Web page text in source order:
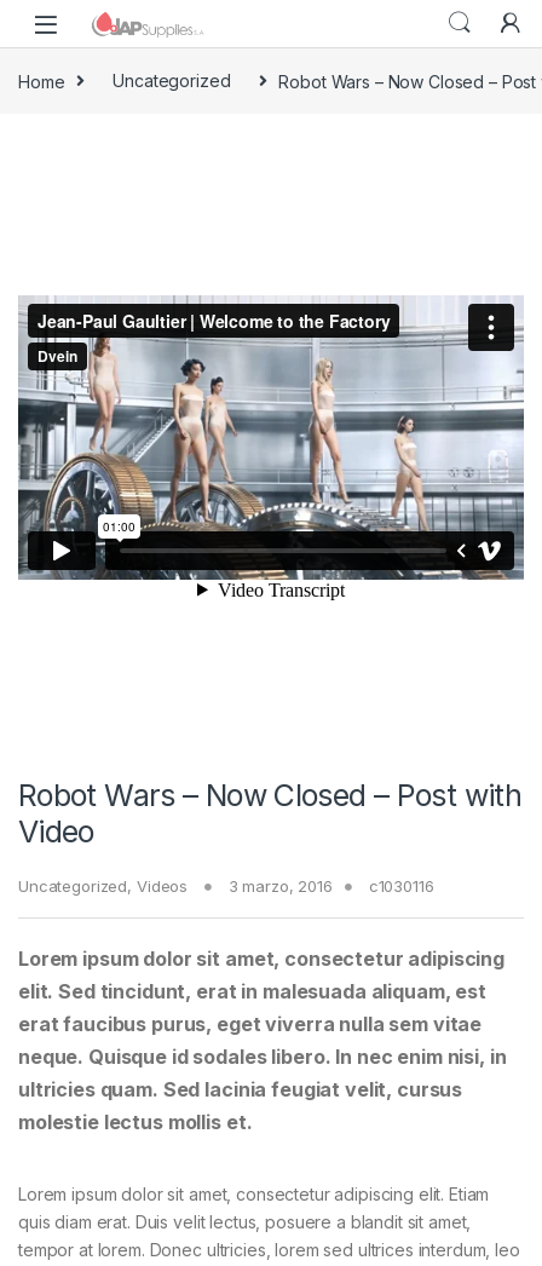
Home Uncategorized Robot Wars – Now Closed –
Robot Wars – Now Closed – Post with
Video
Uncategorized, Videos 3 marzo, 2016 c1030116
Lorem ipsum dolor sit amet, consectetur adipiscing
elit. Sed tincidunt, erat in malesuada aliquam, est
erat faucibus purus, eget viverra nulla sem vitae
neque. Quisque id sodales libero. In nec enim nisi, in
ultricies quam. Sed lacinia feugiat velit, cursus
molestie lectus mollis et.
Lorem ipsum dolor sit amet, consectetur adipiscing elit. Etiam
quis diam erat. Duis velit lectus, posuere a blandit sit amet,
tempor at lorem. Donec ultricies, lorem sed ultrices interdum, leo